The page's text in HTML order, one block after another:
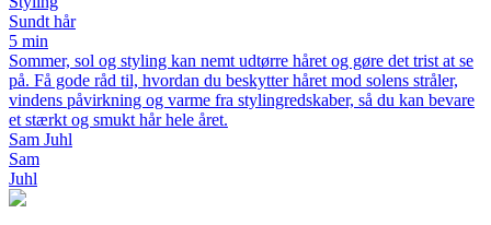
Sundt hår
5 min
Sommer, sol og styling kan nemt udtørre håret og gøre det trist at se
på. Få gode råd til, hvordan du beskytter håret mod solens stråler,
vindens påvirkning og varme fra stylingredskaber, så du kan bevare
et stærkt og smukt hår hele året.
Sam Juhl
Sam
Juhl